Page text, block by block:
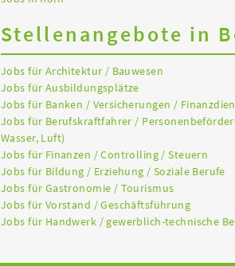
Stellenangebote in
Jobs für Architektur / Bauwesen
Jobs für Ausbildungsplätze
Jobs für Banken / Versicherungen /
Jobs für Berufskraftfahrer /
Wasser, Luft)
Jobs für Finanzen / Controlling / Steuern
Jobs für Bildung / Erziehung / Soziale Berufe
Jobs für Gastronomie / Tourismus
Jobs für Vorstand / Geschäftsführung
Jobs für Handwerk / gewerblich-technische